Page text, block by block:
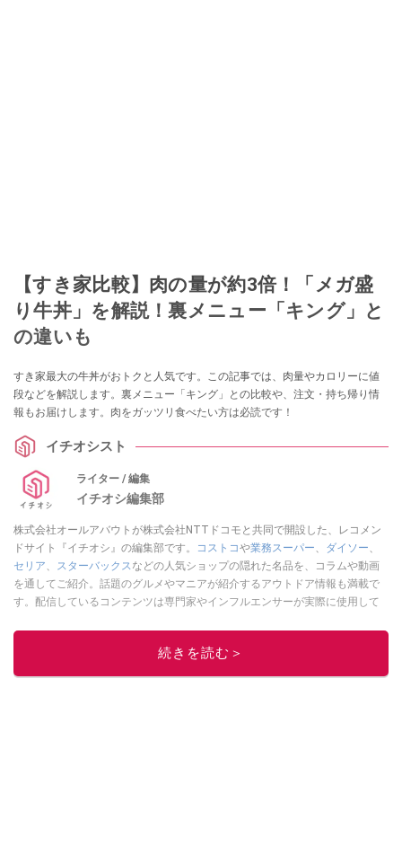
【すき家比較】肉の量が約3倍！「メガ盛
り牛丼」を解説！裏メニュー「キング」と
の違いも
すき家最大の牛丼がおトクと人気です。この記事では、肉量やカロリーに値
段などを解説します。裏メニュー「キング」との比較や、注文・持ち帰り情
報もお届けします。肉をガッツリ食べたい方は必読です！
イチオシスト
ライター / 編集
イチオシ編集部
株式会社オールアバウトが株式会社NTTドコモと共同で開設した、レコメン
ドサイト『イチオシ』の編集部です。
コストコや業務スーパー、 ダイソー、
セリア、 スターバックスなどの人気ショップの隠れた名品を、コラムや動画
を通してご紹介。話題のグルメやマニアが紹介するアウトドア情報も満載で
す。配信しているコンテンツは専門家やインフルエンサーが実際に使用して
ニュースでフォロー
続きを読む＞